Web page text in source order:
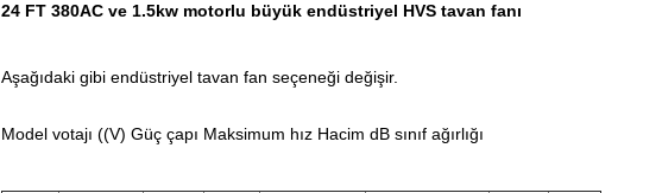
24 FT 380AC ve 1.5kw motorlu büyük endüstriyel HVS tavan fanı
Aşağıdaki gibi endüstriyel tavan fan seçeneği değişir.
Model votajı ((V) Güç çapı Maksimum hız Hacim dB sınıf ağırlığı